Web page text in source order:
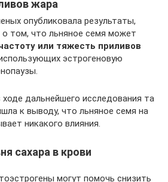
жара
опубликовала результаты,
том, что льняное семя может
или тяжесть приливов
эстрогеновую
дальнейшего исследования та
к выводу, что льняное семя на
никакого влияния.
сахара в крови
могут помочь снизить